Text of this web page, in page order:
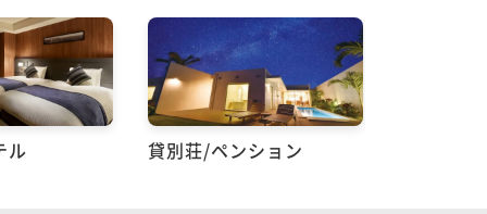
ル 貸別荘/ペンション